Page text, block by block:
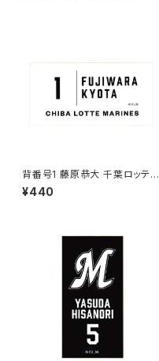
背番号1 藤原恭大 千葉ロッテマ
リーンズ 選手ステッカー（ホワイ
トC)
¥440